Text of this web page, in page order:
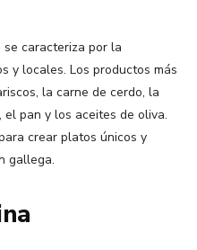
se caracteriza por la
y locales. Los productos más
la carne de cerdo, la
pan y los aceites de oliva.
crear platos únicos y
gallega.